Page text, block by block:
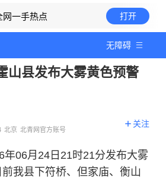
网一手热点 打开
无障碍
山县发布大雾黄色预警
北京 北青网官方账号
关注
年06月24日21时21分发布大雾
我县下符桥、但家庙、衡山